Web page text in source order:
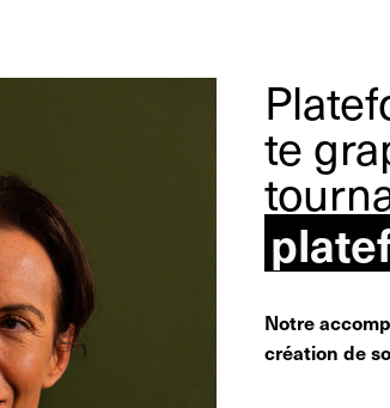
te
Notre
création de